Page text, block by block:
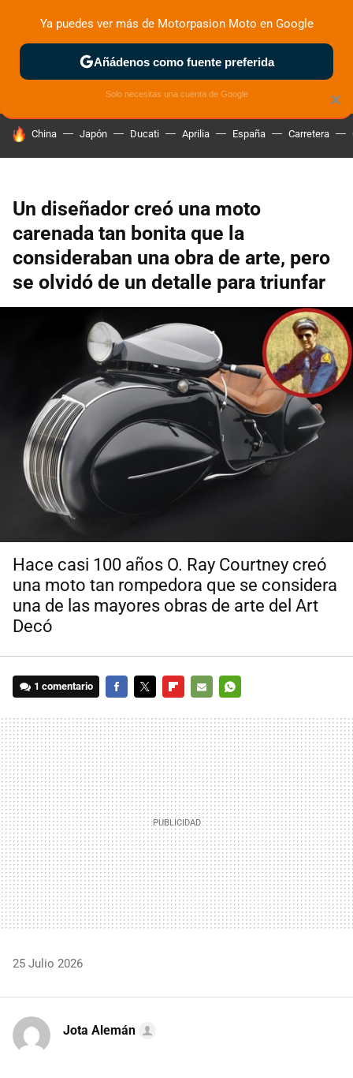
ZONA DE PRUEBAS DEPORTIVAS MOTOS ELÉCTRICAS
HOY SE HABLA DE
China Japón Ducati Aprilia España Carretera
Un diseñador creó una moto
carenada tan bonita que la
consideraban una obra de arte, pero
se olvidó de un detalle para triunfar
Hace casi 100 años O. Ray Courtney creó
una moto tan rompedora que se considera
una de las mayores obras de arte del Art
Decó
1 comentario
MAIL
25 Julio 2026
Jota Alemán
×
Ya puedes ver más de Motorpasion Moto en Google
Añádenos como fuente preferida
Solo necesitas una cuenta de Google